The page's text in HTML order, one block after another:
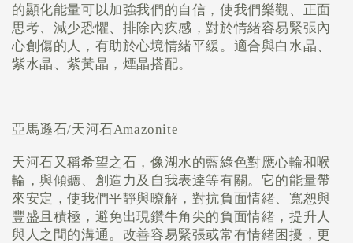
的顯化能量可以加強我們的自信，使我們樂觀、正面
思考、減少恐懼、排除內疚感，對於情緒容易緊張內
心創傷的人，有助於心境情緒平緩。適合與白水晶、
紫水晶、紫黃晶，煙晶搭配。
亞馬遜石/天河石Amazonite
天河石又稱希望之石，像湖水的藍綠色對應心輪和喉
輪，與傾聽、創造力及自我表達等有關。它的能量帶
來安定，使我們平靜與暸解，對抗負面情緒、寬恕與
豐盛且積極，避免出現鑽牛角尖的負面情緒，提升人
與人之間的溝通。改善容易緊張或常有情緒困擾，更